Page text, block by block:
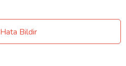
Hata Bildir